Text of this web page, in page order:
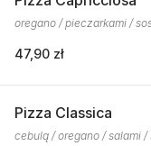
oregano / pieczarkami /
47,90 zł
Pizza Classica
cebulą / oregano / salami